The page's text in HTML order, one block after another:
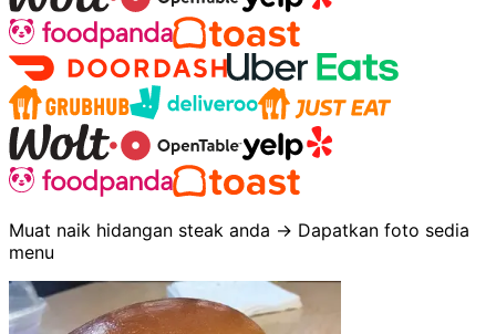
Muat naik hidangan steak anda → Dapatkan foto sedia
menu